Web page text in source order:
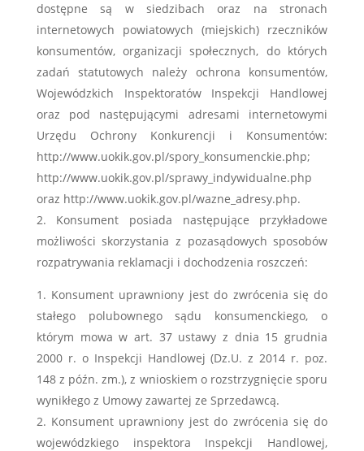
dostępne są w siedzibach oraz na stronach
internetowych powiatowych (miejskich) rzeczników
konsumentów, organizacji społecznych, do których
zadań statutowych należy ochrona konsumentów,
Wojewódzkich Inspektoratów Inspekcji Handlowej
oraz pod następującymi adresami internetowymi
Urzędu Ochrony Konkurencji i Konsumentów:
http://www.uokik.gov.pl/spory_konsumenckie.php;
http://www.uokik.gov.pl/sprawy_indywidualne.php
oraz http://www.uokik.gov.pl/wazne_adresy.php.
Konsument posiada następujące przykładowe
możliwości skorzystania z pozasądowych sposobów
rozpatrywania reklamacji i dochodzenia roszczeń:
Konsument uprawniony jest do zwrócenia się do
stałego polubownego sądu konsumenckiego, o
którym mowa w art. 37 ustawy z dnia 15 grudnia
2000 r. o Inspekcji Handlowej (Dz.U. z 2014 r. poz.
148 z późn. zm.), z wnioskiem o rozstrzygnięcie sporu
wynikłego z Umowy zawartej ze Sprzedawcą.
Konsument uprawniony jest do zwrócenia się do
wojewódzkiego inspektora Inspekcji Handlowej,